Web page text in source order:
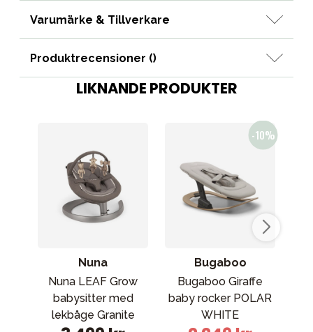
Varumärke & Tillverkare
Produktrecensioner ()
LIKNANDE PRODUKTER
Nuna
Nuna LEAF Grow
babysitter med
lekbåge Granite
Bugaboo
Bugaboo Giraffe
baby rocker POLAR
WHITE